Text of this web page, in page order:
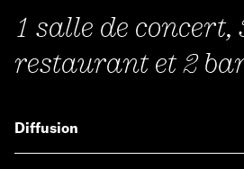
1 salle de concert,
restaurant et 2
Diffusion